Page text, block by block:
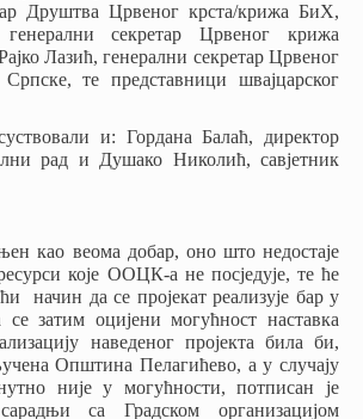
Друштва Црвеног крста/крижа БиХ,
секретар Црвеног крижа
Лазић, генерални секретар Црвеног
те представници швајцарског
и: Гордана Балаћ, директор
рад и Душако Николић, савјетник
као веома добар, оно што недостаје
које ООЦК-а не посједује, те ће
начин да се пројекат реализује бар у
затим оцијени могућност наставка
наведеног пројекта била би,
Општина Пелагићево, а у случају
није у могућности, потписан је
са Градском организацијом